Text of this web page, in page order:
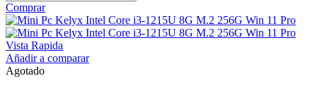
Comprar
Vista Rapida
Añadir a comparar
Agotado